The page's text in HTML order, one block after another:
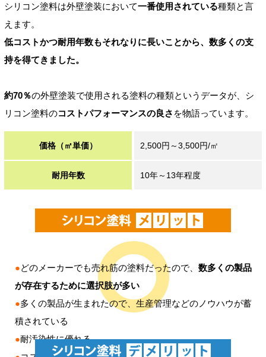
シリコン塗料は外壁塗装において一番使用されている種類と言
えます。
低コストかつ耐用年数もそれなりに長いことから、数多くの支
持を得てきました。
約70％の外壁塗装で使用される塗料の種類というデータが、シ
リコン塗料のコストパフォーマンスの良さ を物語っています。
価格（㎡単価） 2,500円～3,500円/㎡
耐用年数 10年～13年程度
●どのメーカーでも売れ筋の塗料だったので、 数多くの製品
が存在するために選択肢が多い
●多くの製品が生まれたので、生産管理などのノウハウが蓄
積されている
●耐汚染性に優れる